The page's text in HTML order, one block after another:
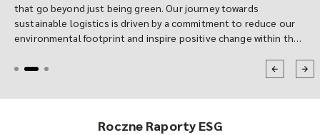
that go beyond just being green. Our journey towards
sustainable logistics is driven by a commitment to reduce our
environmental footprint and inspire positive change within the
sustainable packaging, but our efforts don't stop there. Let's
take you through our story of how we are redefining logistics
for a greener future.
Roczne Raporty ESG